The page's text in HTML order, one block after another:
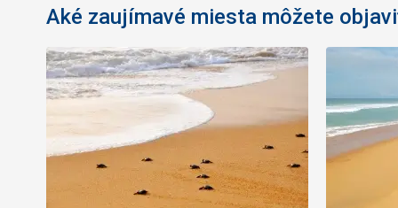
Aké zaujímavé miesta môžete